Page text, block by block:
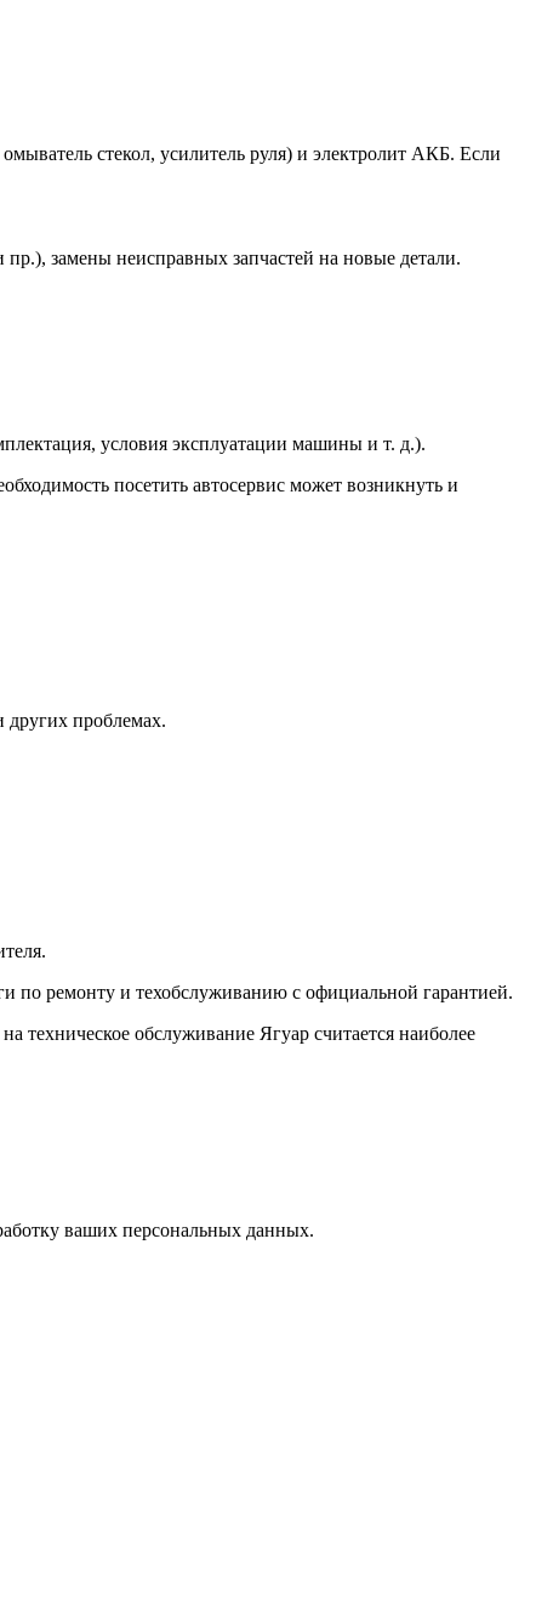
стекол, усилитель руля) и электролит АКБ. Если
замены неисправных запчастей на новые детали.
условия эксплуатации машины и т. д.).
посетить автосервис может возникнуть и
проблемах.
по ремонту и техобслуживанию с официальной гарантией.
обслуживание Ягуар считается наиболее
ваших персональных данных.